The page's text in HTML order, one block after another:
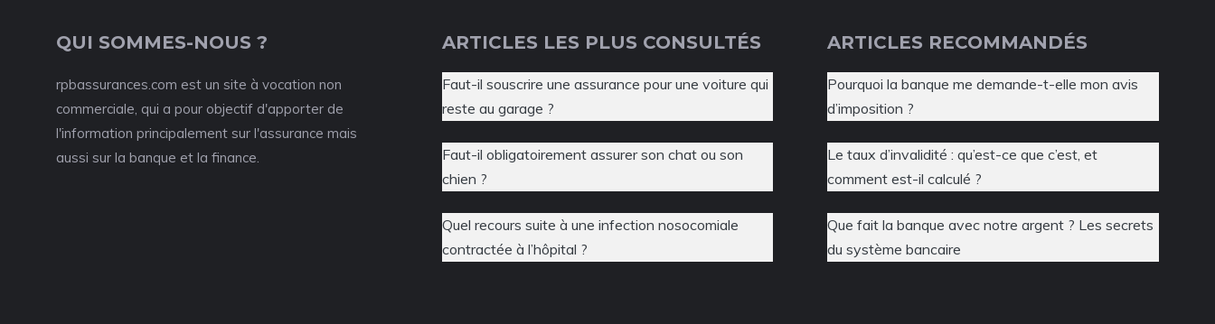
QUI SOMMES-NOUS ?
rpbassurances.com est un site à vocation non
commerciale, qui a pour objectif d'apporter de
l'information principalement sur l'assurance mais
aussi sur la banque et la finance.
ARTICLES LES PLUS CONSULTÉS
Faut-il souscrire une assurance pour une voiture qui
reste au garage ?
Faut-il obligatoirement assurer son chat ou son
chien ?
Quel recours suite à une infection nosocomiale
contractée à l’hôpital ?
ARTICLES RECOMMANDÉS
Pourquoi la banque me demande-t-elle mon avis
d’imposition ?
Le taux d’invalidité : qu’est-ce que c’est, et
comment est-il calculé ?
Que fait la banque avec notre argent ? Les secrets
du système bancaire